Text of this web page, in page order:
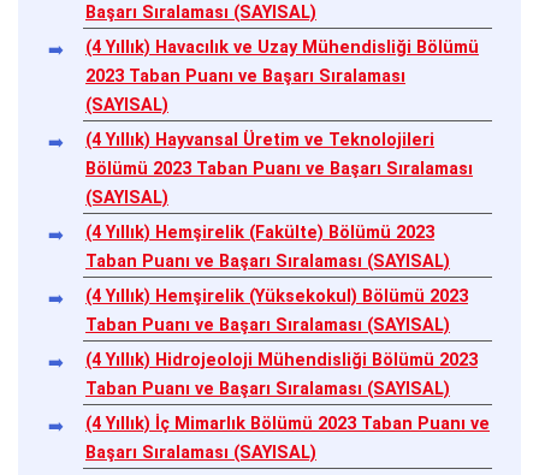
Başarı Sıralaması (SAYISAL)
(4 Yıllık) Havacılık ve Uzay Mühendisliği Bölümü
2023 Taban Puanı ve Başarı Sıralaması
(SAYISAL)
(4 Yıllık) Hayvansal Üretim ve Teknolojileri
Bölümü 2023 Taban Puanı ve Başarı Sıralaması
(SAYISAL)
(4 Yıllık) Hemşirelik (Fakülte) Bölümü 2023
Taban Puanı ve Başarı Sıralaması (SAYISAL)
(4 Yıllık) Hemşirelik (Yüksekokul) Bölümü 2023
Taban Puanı ve Başarı Sıralaması (SAYISAL)
(4 Yıllık) Hidrojeoloji Mühendisliği Bölümü 2023
Taban Puanı ve Başarı Sıralaması (SAYISAL)
(4 Yıllık) İç Mimarlık Bölümü 2023 Taban Puanı ve
Başarı Sıralaması (SAYISAL)